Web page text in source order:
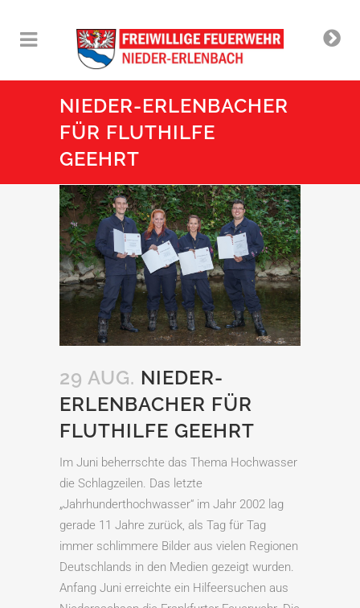
NIEDER-ERLENBACHER
FÜR FLUTHILFE
GEEHRT
29 AUG. NIEDER-
ERLENBACHER FÜR
FLUTHILFE GEEHRT
Im Juni beherrschte das Thema Hochwasser
die Schlagzeilen. Das letzte
„Jahrhunderthochwasser“ im Jahr 2002 lag
gerade 11 Jahre zurück, als Tag für Tag
immer schlimmere Bilder aus vielen Regionen
Deutschlands in den Medien gezeigt wurden.
Anfang Juni erreichte ein Hilfeersuchen aus